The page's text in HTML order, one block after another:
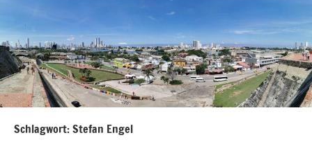
Schlagwort:Stefan Engel